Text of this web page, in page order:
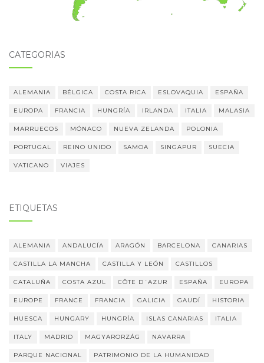
CATEGORÍAS
ALEMANIA BÉLGICA COSTA RICA ESLOVAQUIA ESPAÑA
EUROPA FRANCIA HUNGRÍA IRLANDA ITALIA MALASIA
MARRUECOS MÓNACO NUEVA ZELANDA POLONIA
PORTUGAL REINO UNIDO SAMOA SINGAPUR SUECIA
VATICANO VIAJES
ETIQUETAS
ALEMANIA ANDALUCÍA ARAGÓN BARCELONA CANARIAS
CASTILLA LA MANCHA CASTILLA Y LEÓN CASTILLOS
CATALUÑA COSTA AZUL CÔTE D´AZUR ESPAÑA EUROPA
EUROPE FRANCE FRANCIA GALICIA GAUDÍ HISTORIA
HUESCA HUNGARY HUNGRÍA ISLAS CANARIAS ITALIA
ITALY MADRID MAGYARORZÁG NAVARRA
PARQUE NACIONAL PATRIMONIO DE LA HUMANIDAD